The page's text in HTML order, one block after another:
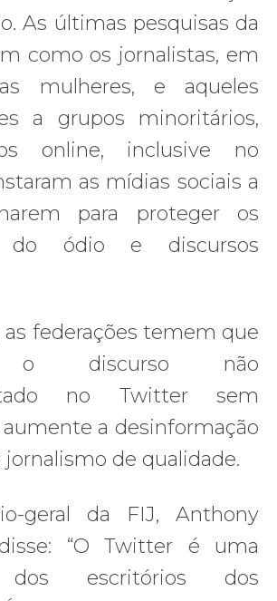
As últimas pesquisas da
como os jornalistas, em
mulheres, e aqueles
a grupos minoritários,
online, inclusive no
as mídias sociais a
para proteger os
do ódio e discursos
as federações temem que
o discurso não
no Twitter sem
a desinformação
jornalismo de qualidade.
geral da FIJ, Anthony
“O Twitter é uma
dos escritórios dos